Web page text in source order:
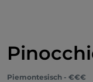
Piemontesisch - €€€